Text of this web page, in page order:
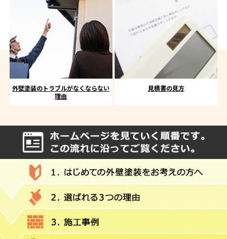
外壁塗装のトラブルがなくならない
理由
見積書の見方